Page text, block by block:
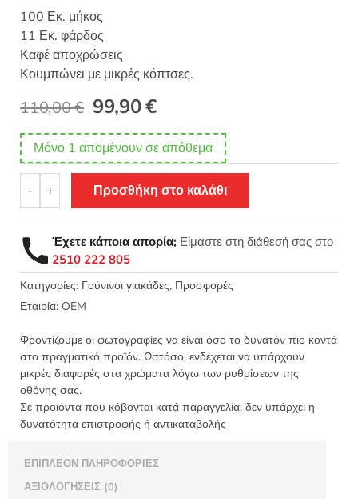
100 Εκ. μήκος
11 Εκ. φάρδος
Καφέ αποχρώσεις
Κουμπώνει με μικρές κόπτσες.
110,00€ Original
price
was:
110,00 €.
99,90€Η
τρέχουσα
τιμή
είναι:
Μόνο 1 απομένουν σε απόθεμα
-
γιακάς
καφέ
ποσότητα
+ Προσθήκη στο καλάθι
Έχετε κάποια απορία; Είμαστε στη διάθεσή σας στο
2510 222 805
Κατηγορίες: Γούνινοι γιακάδες, Προσφορές
Εταιρία: OEM
Φροντίζουμε οι φωτογραφίες να είναι όσο το δυνατόν πιο κοντά
στο πραγματικό προϊόν. Ωστόσο, ενδέχεται να υπάρχουν
μικρές διαφορές στα χρώματα λόγω των ρυθμίσεων της
οθόνης σας.
Σε προιόντα που κόβονται κατά παραγγελία, δεν υπάρχει η
δυνατότητα επιστροφής ή αντικαταβολής
ΕΠΙΠΛΈΟΝ ΠΛΗΡΟΦΟΡΊΕΣ
ΑΞΙΟΛΟΓΉΣΕΙΣ (0)